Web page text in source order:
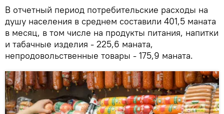
В отчетный период потребительские расходы на
душу населения в среднем составили 401,5 маната
в месяц, в том числе на продукты питания, напитки
и табачные изделия - 225,6 маната,
непродовольственные товары - 175,9 маната.